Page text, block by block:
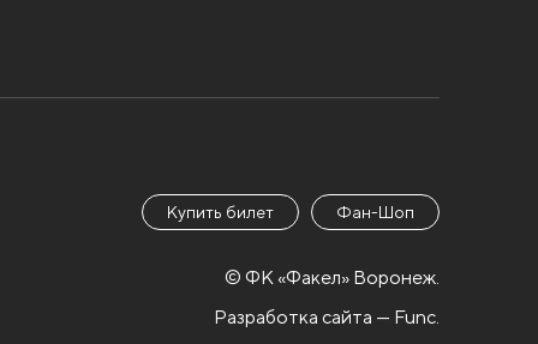
Купить билет Фан-Шоп
© ФК «Факел» Воронеж.
Разработка сайта — Func.